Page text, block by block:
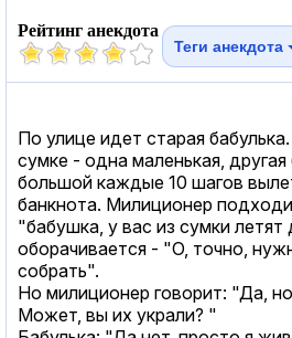
Рейтинг анекдота
Теги анекдота
По улице идет старая
сумке - одна маленькая,
большой каждые 10 шагов
банкнота. Милиционер
"бабушка, у вас из сумки летят
оборачивается - "О, точно,
собрать".
Но милиционер говорит: "Да,
Может, вы их украли? "